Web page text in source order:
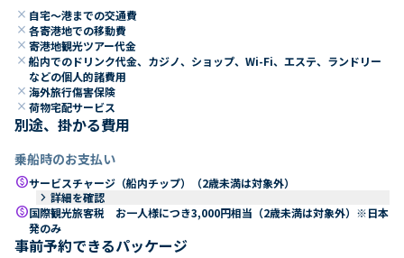
close 自宅～港までの交通費
close 各寄港地での移動費
close 寄港地観光ツアー代金
close 船内でのドリンク代金、カジノ、ショップ、Wi-Fi、エステ、ランドリー
などの個人的諸費用
close 海外旅行傷害保険
close 荷物宅配サービス
別途、掛かる費用
乗船時のお支払い
paidサービスチャージ（船内チップ）（2歳未満は対象外）
keyboard_arrow_right 詳細を確認
paid国際観光旅客税 お一人様につき3,000円相当（2歳未満は対象外）※日本
発のみ
事前予約できるパッケージ